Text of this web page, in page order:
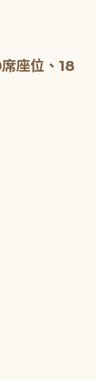
座位、18